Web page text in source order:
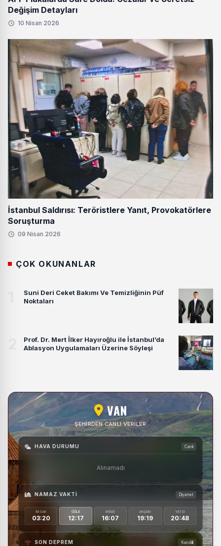
Değişim Detayları
10 Nisan 2026
İstanbul Saldırısı: Teröristlere Yanıt, Provokatörlere
Soruşturma
09 Nisan 2026
ÇOK OKUNANLAR
Suni Deri Ceket Bakımı Ve Temizliğinin Püf
Noktaları
Prof. Dr. Mert İlker Hayıroğlu ile İstanbul’da
Ablasyon Uygulamaları Üzerine Söyleşi
VAN
ŞEHIRDEN CANLI VERILER
HAVA DURUMU Canlı
Alınamadı
NAMAZ VAKTI Diyanet
İMSAK
03:20
ÖĞLE
12:17
İKINDI
16:07
AKŞAM
19:19
YATSI
20:48
SON DEPREM Kandilli